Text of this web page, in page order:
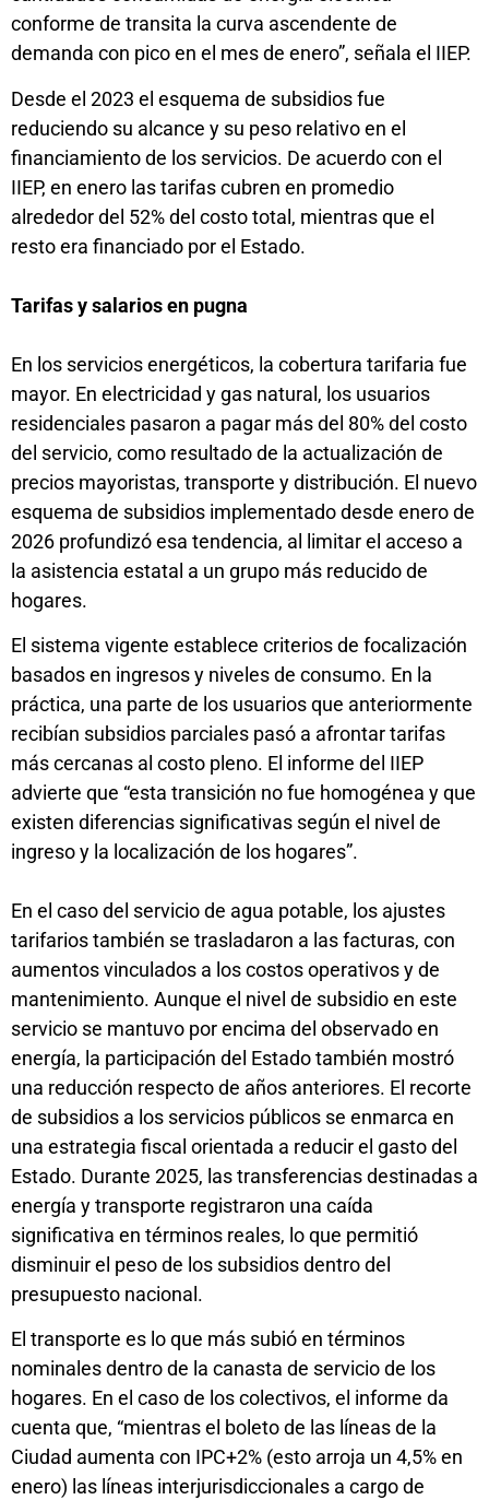
conforme de transita la curva ascendente de
demanda con pico en el mes de enero”, señala el IIEP.
Desde el 2023 el esquema de subsidios fue
reduciendo su alcance y su peso relativo en el
financiamiento de los servicios. De acuerdo con el
IIEP, en enero las tarifas cubren en promedio
alrededor del 52% del costo total, mientras que el
resto era financiado por el Estado.
Tarifas y salarios en pugna
En los servicios energéticos, la cobertura tarifaria fue
mayor. En electricidad y gas natural, los usuarios
residenciales pasaron a pagar más del 80% del costo
del servicio, como resultado de la actualización de
precios mayoristas, transporte y distribución. El nuevo
esquema de subsidios implementado desde enero de
2026 profundizó esa tendencia, al limitar el acceso a
la asistencia estatal a un grupo más reducido de
hogares.
El sistema vigente establece criterios de focalización
basados en ingresos y niveles de consumo. En la
práctica, una parte de los usuarios que anteriormente
recibían subsidios parciales pasó a afrontar tarifas
más cercanas al costo pleno. El informe del IIEP
advierte que “esta transición no fue homogénea y que
existen diferencias significativas según el nivel de
ingreso y la localización de los hogares”.
En el caso del servicio de agua potable, los ajustes
tarifarios también se trasladaron a las facturas, con
aumentos vinculados a los costos operativos y de
mantenimiento. Aunque el nivel de subsidio en este
servicio se mantuvo por encima del observado en
energía, la participación del Estado también mostró
una reducción respecto de años anteriores. El recorte
de subsidios a los servicios públicos se enmarca en
una estrategia fiscal orientada a reducir el gasto del
Estado. Durante 2025, las transferencias destinadas a
energía y transporte registraron una caída
significativa en términos reales, lo que permitió
disminuir el peso de los subsidios dentro del
presupuesto nacional.
El transporte es lo que más subió en términos
nominales dentro de la canasta de servicio de los
hogares. En el caso de los colectivos, el informe da
cuenta que, “mientras el boleto de las líneas de la
Ciudad aumenta con IPC+2% (esto arroja un 4,5% en
enero) las líneas interjurisdiccionales a cargo de